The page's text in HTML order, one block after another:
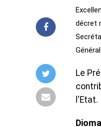
décret
Le